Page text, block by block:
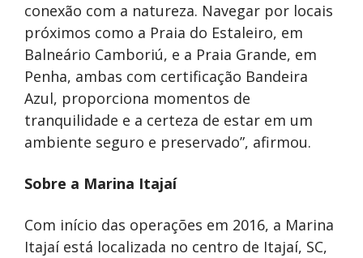
conexão com a natureza. Navegar por locais
próximos como a Praia do Estaleiro, em
Balneário Camboriú, e a Praia Grande, em
Penha, ambas com certificação Bandeira
Azul, proporciona momentos de
tranquilidade e a certeza de estar em um
ambiente seguro e preservado”, afirmou.
Sobre a Marina Itajaí
Com início das operações em 2016, a Marina
Itajaí está localizada no centro de Itajaí, SC,